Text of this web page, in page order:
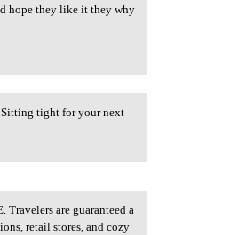
hope they like it they why
Sitting tight for your next
are guaranteed a
retail stores, and cozy